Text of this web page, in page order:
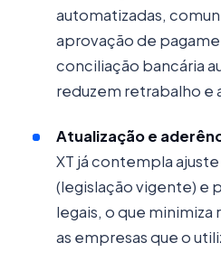
automatizadas,
aprovação de
conciliação bancária
reduzem retrabalho e
Atualização e
XT já contempla
(legislação vigente) e
legais, o que minimiza
as empresas que o